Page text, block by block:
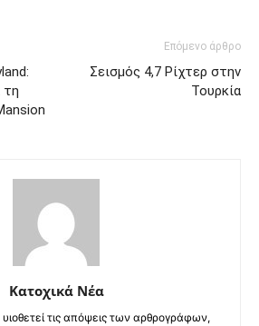
τη
Επόμενο άρθρο
Σεισμός 4,7 Ρίχτερ στην
Τουρκία
Κατοχικά Νέα
τις απόψεις των αρθρογράφων,